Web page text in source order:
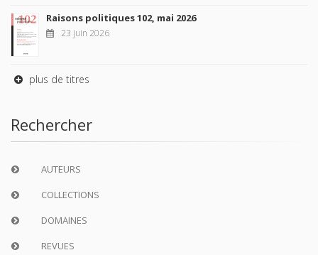
Raisons politiques 102, mai 2026
23 juin 2026
plus de titres
Rechercher
AUTEURS
COLLECTIONS
DOMAINES
REVUES